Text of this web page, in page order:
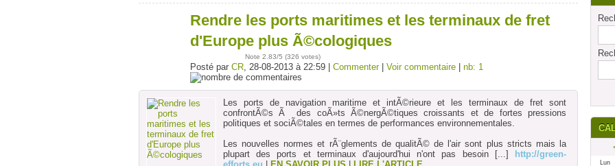
Rendre les ports maritimes et les terminaux de fret
d'Europe plus Ã©cologiques
Note 2.83/5 (326 votes)
Posté par CR, 28-08-2013 à 22:59 | Commenter| Voir commentaire nb: 1
Les ports de navigation maritime et intÃ©rieure et les terminaux de fret sont
confrontÃ©s Ã des coÃ»ts Ã©nergÃ©tiques croissants et de fortes pressions
politiques et sociÃ©tales en termes de performances environnementales.
Les nouvelles normes et rÃ¨glements de qualitÃ© de l'air sont plus stricts mais la
plupart des ports et terminaux d'aujourd'hui n'ont pas besoin[...]
http://green-
Lun